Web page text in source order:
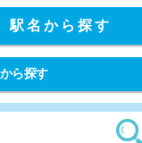
駅名から探す
ら探す